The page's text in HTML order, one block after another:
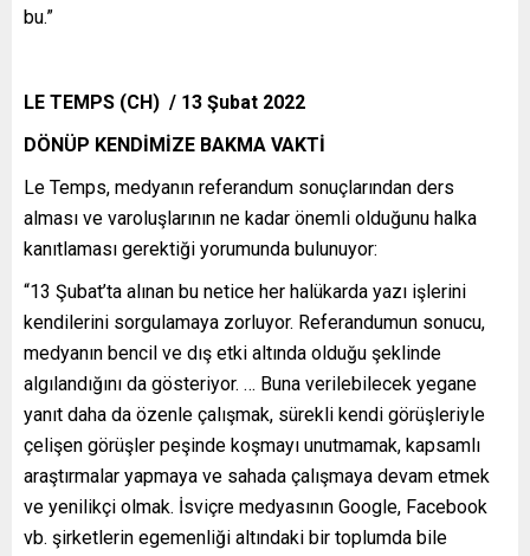
bu.”
LE TEMPS (CH) / 13 Şubat 2022
DÖNÜP KENDİMİZE BAKMA VAKTİ
Le Temps, medyanın referandum sonuçlarından ders
alması ve varoluşlarının ne kadar önemli olduğunu halka
kanıtlaması gerektiği yorumunda bulunuyor:
“13 Şubat’ta alınan bu netice her halükarda yazı işlerini
kendilerini sorgulamaya zorluyor. Referandumun sonucu,
medyanın bencil ve dış etki altında olduğu şeklinde
algılandığını da gösteriyor. … Buna verilebilecek yegane
yanıt daha da özenle çalışmak, sürekli kendi görüşleriyle
çelişen görüşler peşinde koşmayı unutmamak, kapsamlı
araştırmalar yapmaya ve sahada çalışmaya devam etmek
ve yenilikçi olmak. İsviçre medyasının Google, Facebook
vb. şirketlerin egemenliği altındaki bir toplumda bile